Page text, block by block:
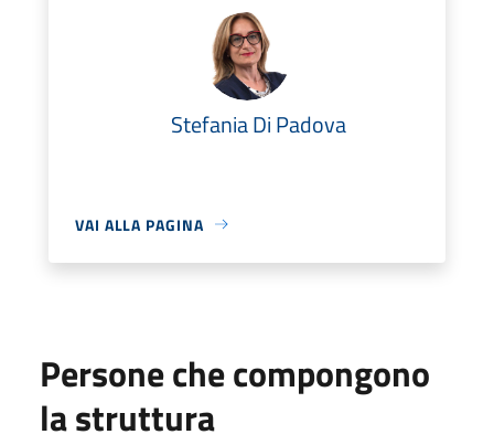
Stefania Di Padova
VAI ALLA PAGINA
Persone che compongono
la struttura